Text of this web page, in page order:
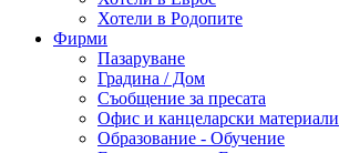
Хотели в Родопите
Фирми
Пазаруване
Градина / Дом
Съобщение за пресата
Офис и канцеларски материали
Образование - Обучение